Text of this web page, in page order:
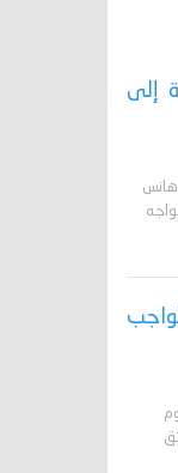
إلى
هانس
في اليمن عمّان، 7 آبأغسطس 2026- يواجه